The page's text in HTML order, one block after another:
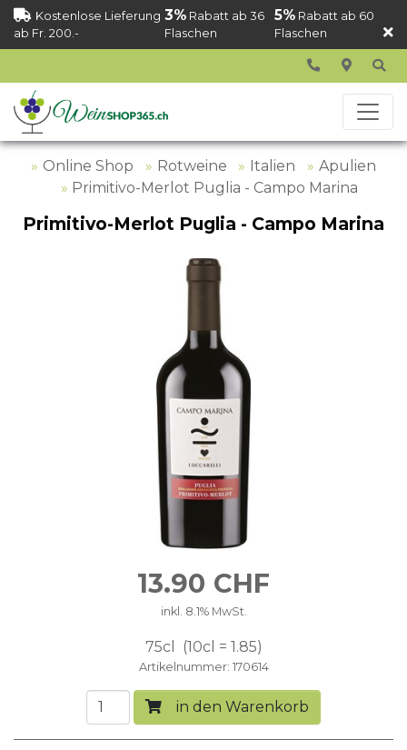
Kostenlose Lieferung
ab Fr. 200.-
3% Rabatt ab 36
Flaschen
5%Rabatt ab 60
Flaschen
Online Shop Rotweine Italien
Apulien
Primitivo-Merlot Puglia - Campo Marina
Primitivo-Merlot Puglia - Campo Marina
13.90 CHF
inkl. 8.1% MwSt.
75cl 10cl = 1.85
Artikelnummer 170614
in den Warenkorb